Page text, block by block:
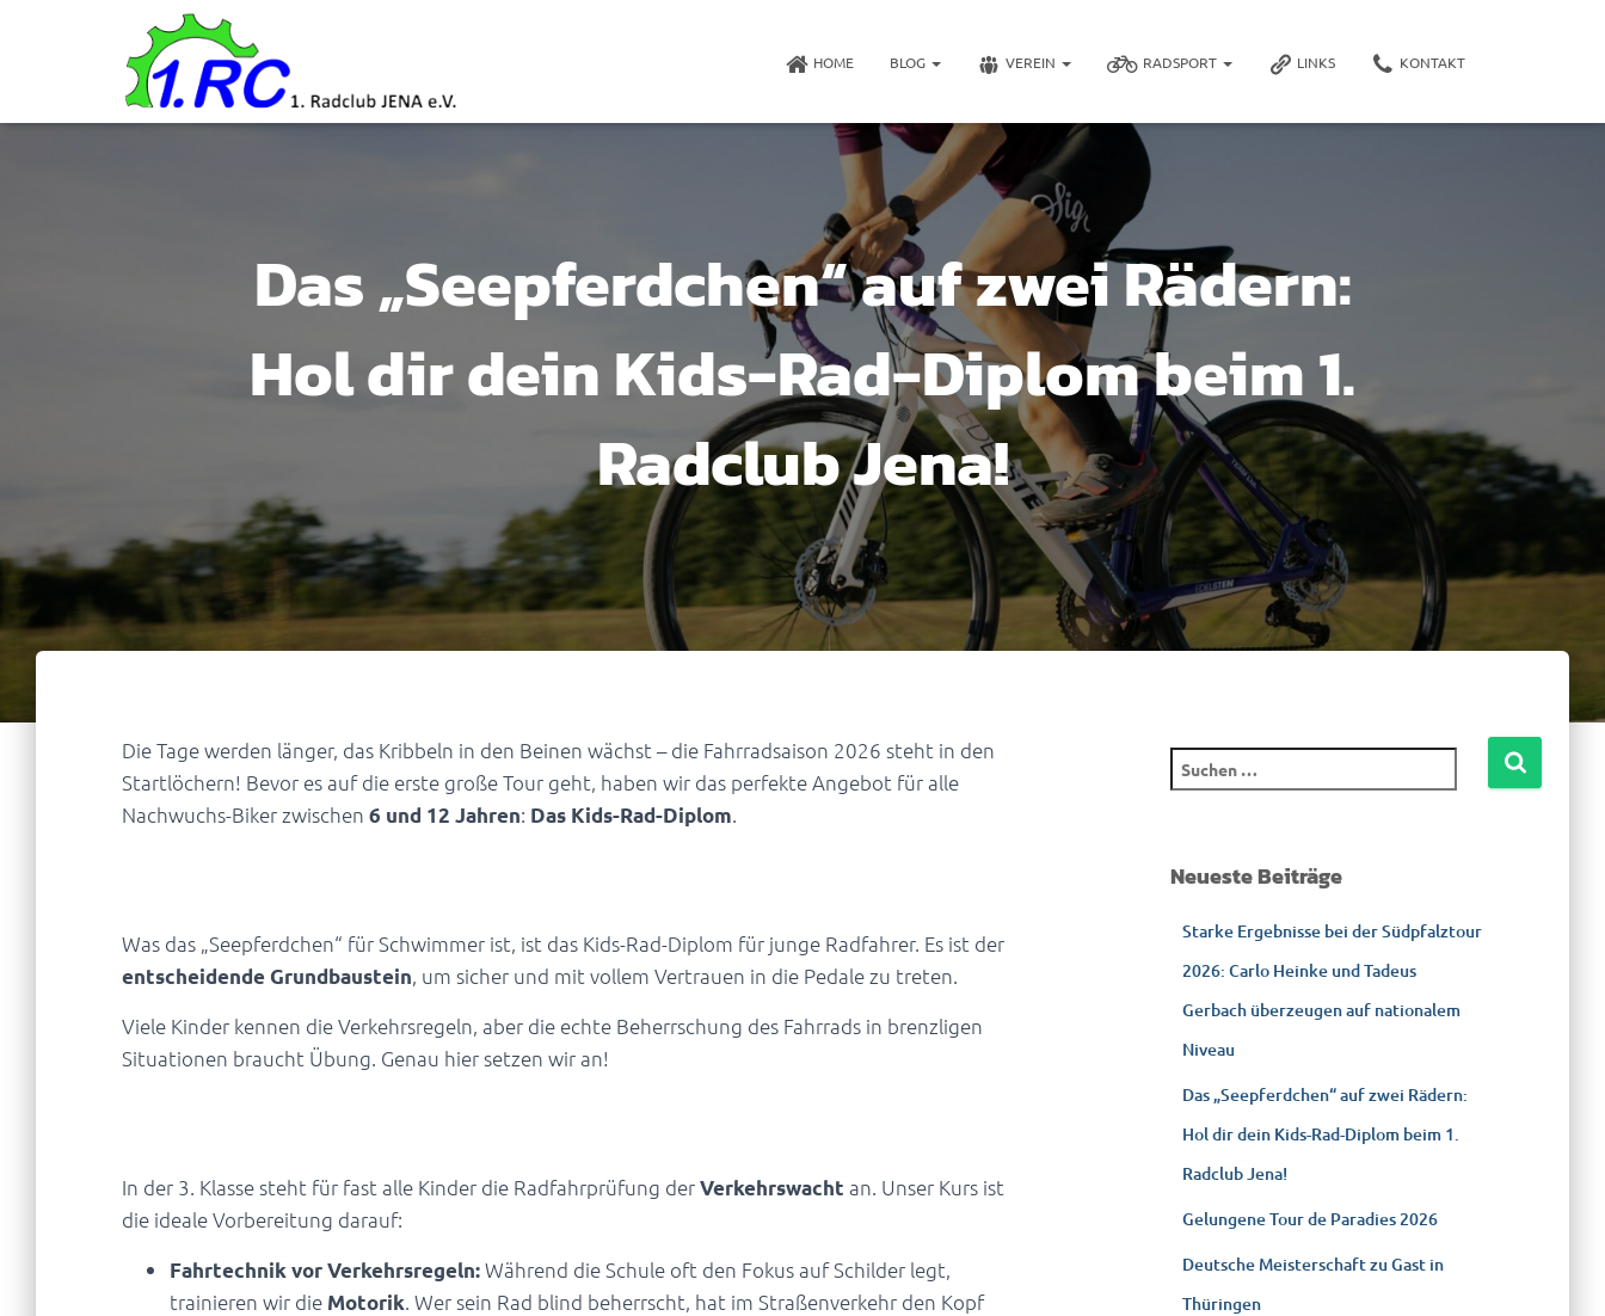
HOME BLOG VEREIN RADSPORT LINKS KONTAKT
Das „Seepferdchen“ auf zwei Rädern:
Hol dir dein Kids-Rad-Diplom beim 1.
Radclub Jena!
Die Tage werden länger, das Kribbeln in den Beinen wächst – die Fahrradsaison 2026 steht in den
Startlöchern! Bevor es auf die erste große Tour geht, haben wir das perfekte Angebot für alle
Nachwuchs-Biker zwischen 6 und 12 Jahren: Das Kids-Rad-Diplom.
Was das „Seepferdchen“ für Schwimmer ist, ist das Kids-Rad-Diplom für junge Radfahrer. Es ist der
entscheidende Grundbaustein, um sicher und mit vollem Vertrauen in die Pedale zu treten.
Viele Kinder kennen die Verkehrsregeln, aber die echte Beherrschung des Fahrrads in brenzligen
Situationen braucht Übung. Genau hier setzen wir an!
In der 3. Klasse steht für fast alle Kinder die Radfahrprüfung derVerkehrswacht an. Unser Kurs ist
die ideale Vorbereitung darauf:
Fahrtechnik vor Verkehrsregeln:Während die Schule oft den Fokus auf Schilder legt,
trainieren wir die Motorik. Wer sein Rad blind beherrscht, hat im Straßenverkehr den Kopf
u
e
n
Neueste Beiträge
Starke Ergebnisse bei der Südpfalztour
2026: Carlo Heinke und Tadeus
Gerbach überzeugen auf nationalem
Niveau
Das „Seepferdchen“ auf zwei Rädern:
Hol dir dein Kids-Rad-Diplom beim 1.
Radclub Jena!
Gelungene Tour de Paradies 2026
Deutsche Meisterschaft zu Gast in
Thüringen